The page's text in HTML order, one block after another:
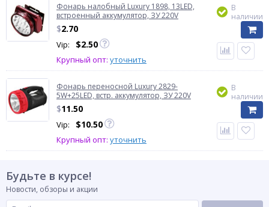
Фонарь налобный Luxury 1898, 13LED,
встроенный аккумулятор, ЗУ 220V
$2.70
Vip: $2.50
Крупный опт: уточнить
В
наличии
Фонарь переносной Luxury 2829-
5W+25LED, встр. аккумулятор, ЗУ 220V
$11.50
Vip: $10.50
Крупный опт: уточнить
В
наличии
Будьте в курсе!
Новости, обзоры и акции